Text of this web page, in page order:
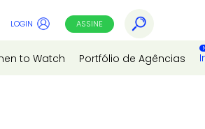
LOGIN ASSINE
to Watch Portfólio de Agências